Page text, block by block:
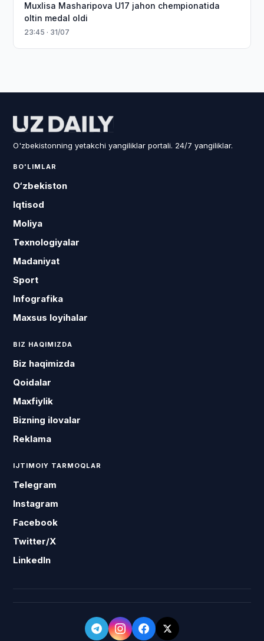
Muxlisa Masharipova U17 jahon chempionatida
oltin medal oldi
23:45 · 31/07
O'zbekistonning yetakchi yangiliklar portali. 24/7 yangiliklar.
BO'LIMLAR
O‘zbekiston
Iqtisod
Moliya
Texnologiyalar
Madaniyat
Sport
Infografika
Maxsus loyihalar
BIZ HAQIMIZDA
Biz haqimizda
Qoidalar
Maxfiylik
Bizning ilovalar
Reklama
IJTIMOIY TARMOQLAR
Telegram
Instagram
Facebook
Twitter/X
LinkedIn